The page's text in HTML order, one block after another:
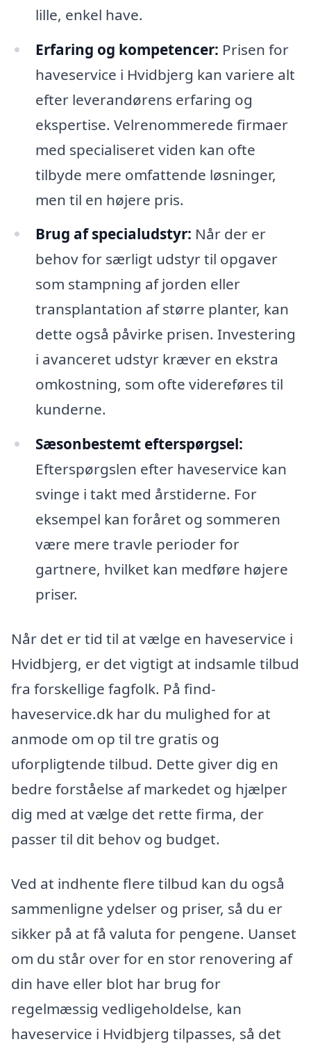
lille, enkel have.
Erfaring og kompetencer: Prisen for
haveservice i Hvidbjerg kan variere alt
efter leverandørens erfaring og
ekspertise. Velrenommerede firmaer
med specialiseret viden kan ofte
tilbyde mere omfattende løsninger,
men til en højere pris.
Brug af specialudstyr: Når der er
behov for særligt udstyr til opgaver
som stampning af jorden eller
transplantation af større planter, kan
dette også påvirke prisen. Investering
i avanceret udstyr kræver en ekstra
omkostning, som ofte videreføres til
kunderne.
Sæsonbestemt efterspørgsel:
Efterspørgslen efter haveservice kan
svinge i takt med årstiderne. For
eksempel kan foråret og sommeren
være mere travle perioder for
gartnere, hvilket kan medføre højere
priser.
Når det er tid til at vælge en haveservice i
Hvidbjerg, er det vigtigt at indsamle tilbud
fra forskellige fagfolk. På find-
haveservice.dk har du mulighed for at
anmode om op til tre gratis og
uforpligtende tilbud. Dette giver dig en
bedre forståelse af markedet og hjælper
dig med at vælge det rette firma, der
passer til dit behov og budget.
Ved at indhente flere tilbud kan du også
sammenligne ydelser og priser, så du er
sikker på at få valuta for pengene. Uanset
om du står over for en stor renovering af
din have eller blot har brug for
regelmæssig vedligeholdelse, kan
haveservice i Hvidbjerg tilpasses, så det